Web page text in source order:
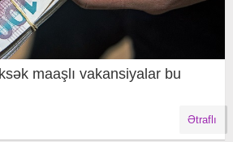
maaşlı vakansiyalar bu
Ətraflı